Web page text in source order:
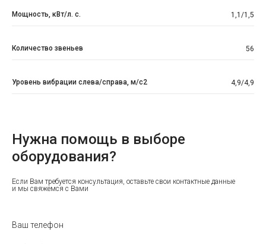
Мощность, кВт/л. с. 1,1/1,5
Количество звеньев 56
Уровень вибрации слева/справа, м/с2 4,9/4,9
Нужна помощь в выборе
оборудования?
Если Вам требуется консультация, оставьте свои контактные данные
и мы свяжемся с Вами
Ваш телефон